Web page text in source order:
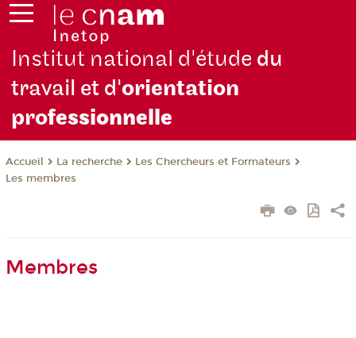
Institut national d'étude du
travail et d'orientation
professionnelle
Accueil La recherche
Les Chercheurs et Formateurs
Les membres
Membres